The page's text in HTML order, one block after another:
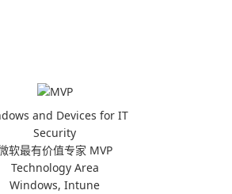
and Devices for IT
Security
软最有价值专家 MVP
Technology Area
Windows, Intune